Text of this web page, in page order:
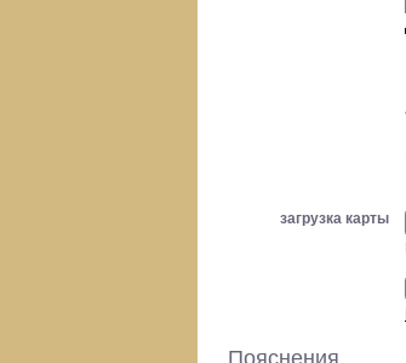
загрузка карты
Пояснения